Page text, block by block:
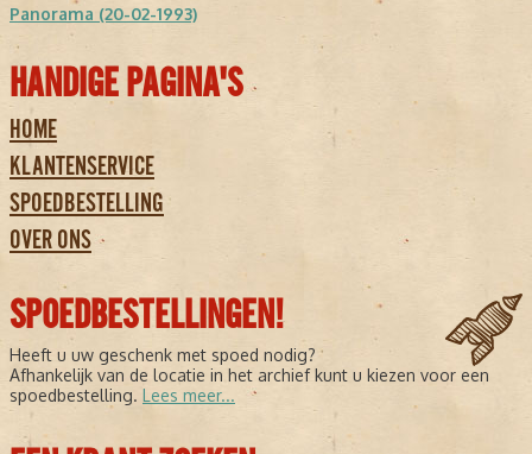
Panorama (20-02-1993)
HANDIGE PAGINA'S
HOME
KLANTENSERVICE
SPOEDBESTELLING
OVER ONS
SPOEDBESTELLINGEN!
Heeft u uw geschenk met spoed nodig?
Afhankelijk van de locatie in het archief kunt u kiezen voor een
spoedbestelling. Lees meer...